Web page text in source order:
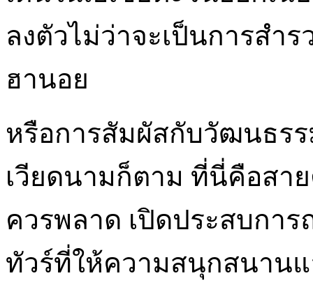
ลงตัวไม่ว่าจะเป็นการสำ
ฮานอย
หรือการสัมผัสกับวัฒนธร
เวียดนามก็ตาม ที่นี่คือสา
ควรพลาด เปิดประสบกา
ทัวร์ที่ให้ความสนุกสนาน